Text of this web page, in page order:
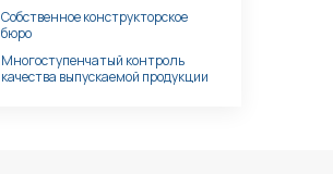
Собственное конструкторское
бюро
Многоступенчатый контроль
качества выпускаемой продукции